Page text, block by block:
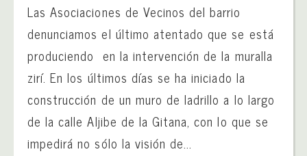
Las Asociaciones de Vecinos del barrio
denunciamos el último atentado que se está
produciendo en la intervención de la muralla
zirí. En los últimos días se ha iniciado la
construcción de un muro de ladrillo a lo largo
de la calle Aljibe de la Gitana, con lo que se
impedirá no sólo la visión de...